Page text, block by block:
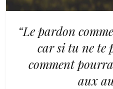
“Le pardon
car si tu ne te
comment
aux